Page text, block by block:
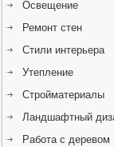
Освещение
Ремонт стен
Стили интерьера
Утепление
Стройматериалы
Ландшафтный
Работа с деревом